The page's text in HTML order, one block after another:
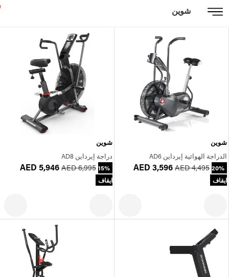
شوين
شوين
الدراجة الهوائية إيرداين AD6
AED 3,596 AED 4,495 20%
ايقاف
شوين
دراجة إيرداين AD8
AED 5,946 AED 6,995 15%
ايقاف